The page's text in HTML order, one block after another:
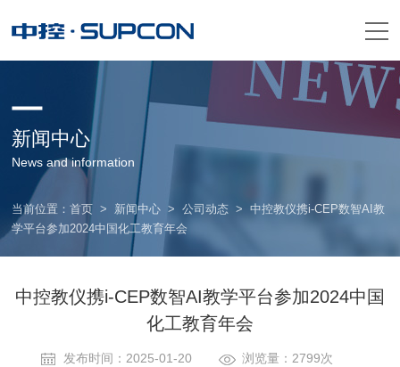
新闻中心
News and information
当前位置：首页 > 新闻中心 >公司动态 >中控教仪携i-CEP数智AI教
学平台参加2024中国化工教育年会
中控教仪携i-CEP数智AI教学平台参加2024中国
化工教育年会
发布时间：2025-01-20 浏览量：2799次